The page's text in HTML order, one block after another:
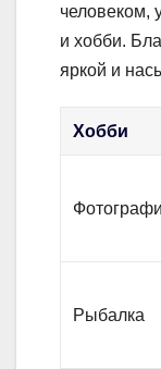
человеком,
и хобби.
яркой и
Хобби
Рыбалка